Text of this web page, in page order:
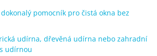
dokonalý pomocník pro čistá okna bez
udírna, dřevěná udírna nebo zahradní
udírnou